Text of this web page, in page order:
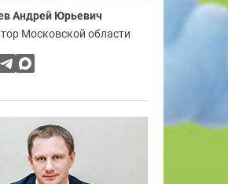
Андрей Юрьевич
Московской области